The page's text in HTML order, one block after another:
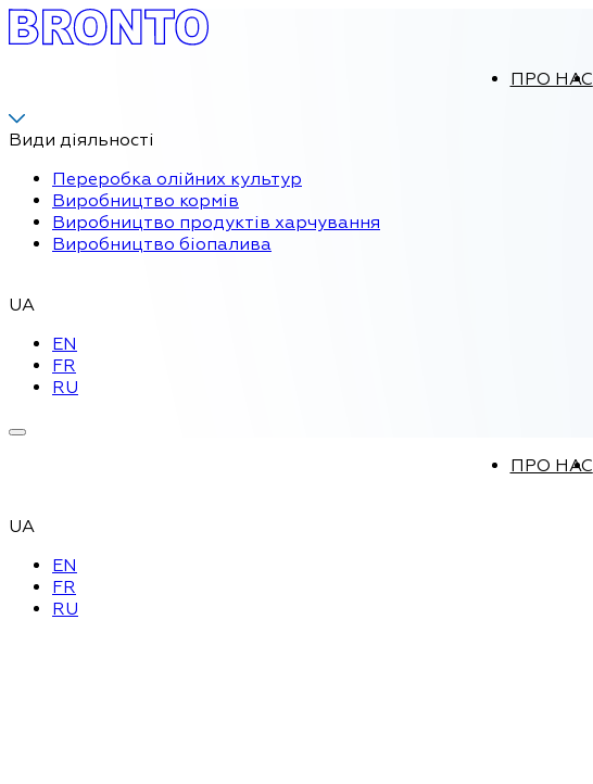
ПРО НАС
Види діяльності
Переробка олійних культур
Виробництво кормів
Виробництво продуктів харчування
Виробництво біопалива
UA
EN
FR
RU
ПРО НАС
UA
EN
FR
RU